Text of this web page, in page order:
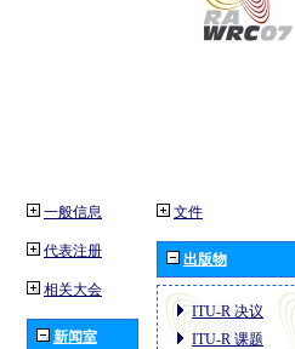
一般信息
代表注册
相关大会
新闻室
文件
出版物
ITU-R 决议
ITU-R 课题